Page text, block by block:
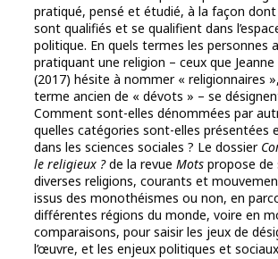
pratiqué, pensé et étudié, à la façon
sont qualifiés et se qualifient dans
politique. En quels termes les personnes
pratiquant une religion – ceux que Jeanne
(2017) hésite à nommer « religionnaires
terme ancien de « dévots » – se
Comment sont-elles dénommées par
quelles catégories sont-elles présentées
dans les sciences sociales ? Le dossier
le religieux ?de la revue Mots propose de
diverses religions, courants et
issus des monothéismes ou non, en
différentes régions du monde, voire en
comparaisons, pour saisir les jeux de
l’œuvre, et les enjeux politiques et